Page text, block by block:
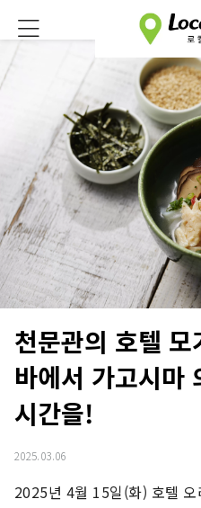
천문관의 호텔
바에서 가고시마
시간을!
2025.03.06
2025년 4월 15일(화) 호텔